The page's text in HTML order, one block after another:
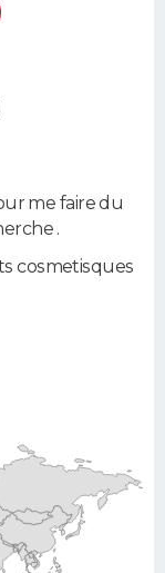
me faire du
.
cosmetisques